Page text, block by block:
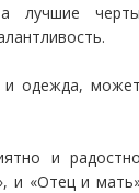
лучшие
и одежда,
и
и «Отец и